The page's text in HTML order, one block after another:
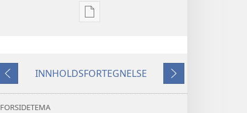
Nedlastingsalternativer
Mars 2010
Forrige
INNHOLDSFORTEGNELSE
Neste
FORSIDETEMA